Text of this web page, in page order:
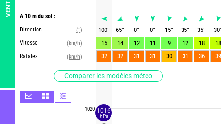
VENT
A 10 m du sol :
Direction
(°)
Vitesse
(km/h)
Rafales
(km/h)
Comparer les modèles météo
1020
100° 65° 0° 0° 15° 35° 35° 30
15
14 12 11 9 12 18
18
32
32 31 31 30 31 36 39
1016
hPa